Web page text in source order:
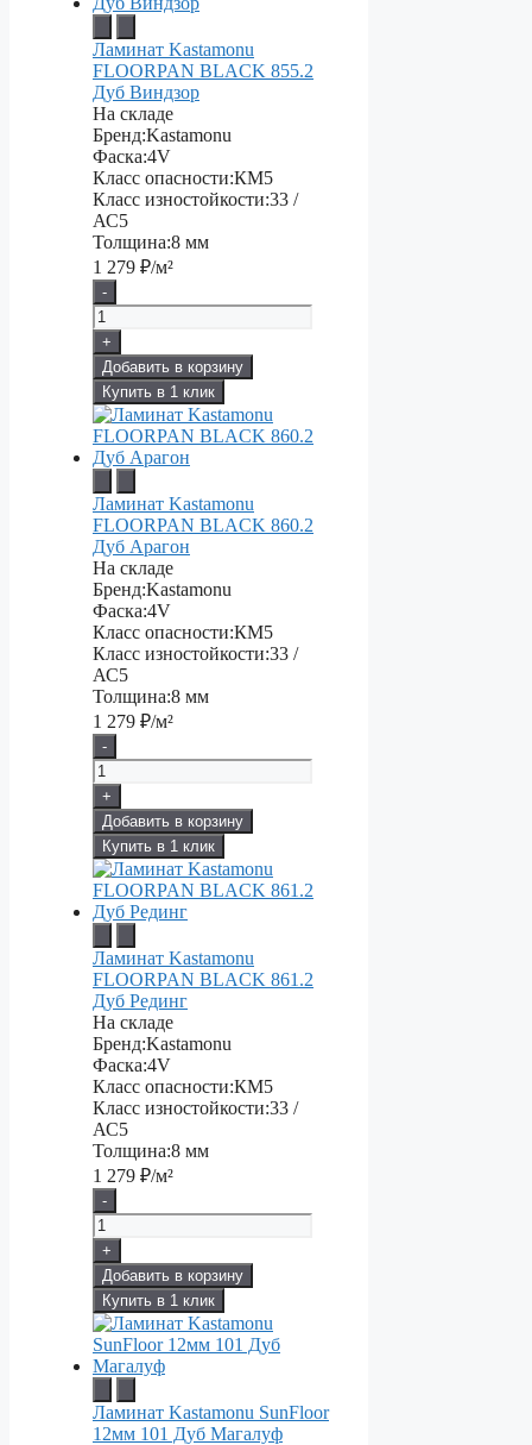
Ламинат Kastamonu
FLOORPAN BLACK 855.2
Дуб Виндзор
На складе
Бренд:Kastamonu
Фаска:4V
Класс опасности:КМ5
Класс изностойкости:33 /
АС5
Толщина:8 мм
1 279 ₽/м²
-
+
Добавить в корзину
Купить в 1 клик
Ламинат Kastamonu
FLOORPAN BLACK 860.2
Дуб Арагон
На складе
Бренд:Kastamonu
Фаска:4V
Класс опасности:КМ5
Класс изностойкости:33 /
АС5
Толщина:8 мм
1 279 ₽/м²
-
+
Добавить в корзину
Купить в 1 клик
Ламинат Kastamonu
FLOORPAN BLACK 861.2
Дуб Рединг
На складе
Бренд:Kastamonu
Фаска:4V
Класс опасности:КМ5
Класс изностойкости:33 /
АС5
Толщина:8 мм
1 279 ₽/м²
-
+
Добавить в корзину
Купить в 1 клик
Ламинат Kastamonu SunFloor
12мм 101 Дуб Магалуф